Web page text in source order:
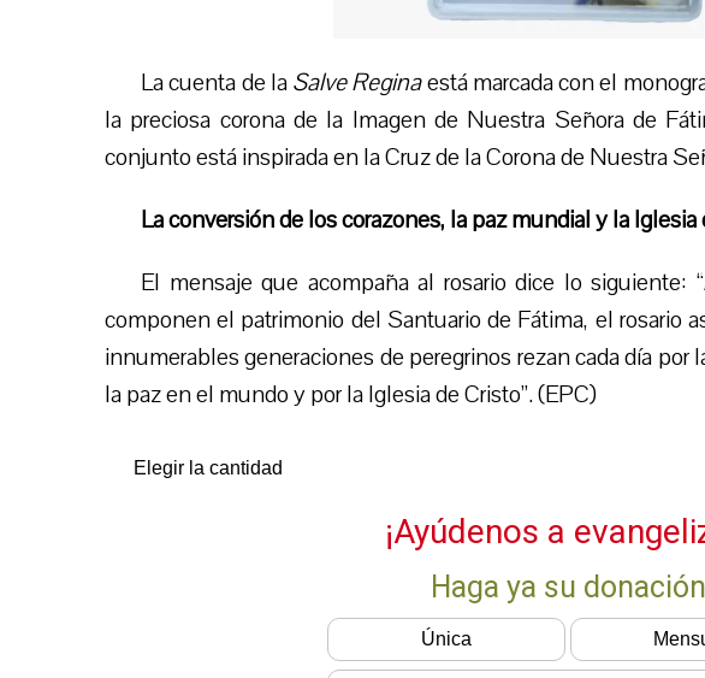
La cuentade laSalve Reginaestá marcada con el
la preciosa corona de la Imagen de Nuestra Señora de
conjunto está inspirada en la Cruz de la Corona de Nuestra
La conversión de los corazones, la paz mundial y la Iglesia
El mensaje que acompaña al rosario dice lo siguiente:
componen el patrimonio del Santuario de Fátima, el rosario
innumerables generaciones de peregrinos rezan cada día por
la paz en el mundo y por la Iglesia de Cristo”. (EPC)